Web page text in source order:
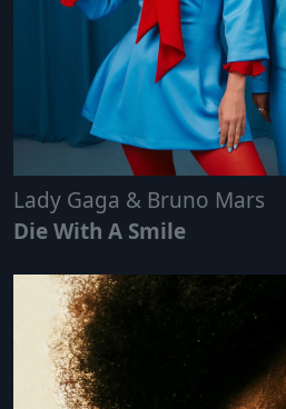
Lady Gaga & Bruno Mars
Die With A Smile